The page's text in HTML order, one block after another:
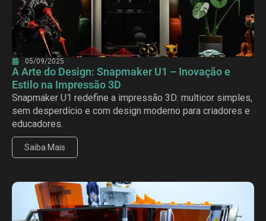
05/09/2025
A Arte do Design: Snapmaker U1 – Inovação e
Estilo na Impressão 3D
Snapmaker U1 redefine a impressão 3D: multicor simples,
sem desperdício e com design moderno para criadores e
educadores.
Saiba Mais